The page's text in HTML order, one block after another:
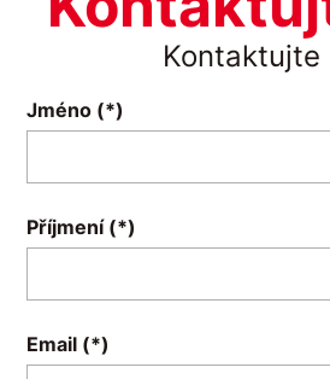
Kontaktujte
Jméno
Příjmení
Email